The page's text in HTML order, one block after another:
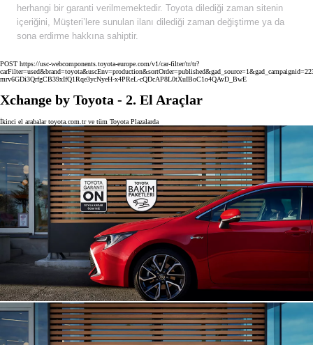
herhangi bir garanti verilmemektedir. Toyota dilediği zaman sitenin
içeriğini, Müşteri’lere sunulan ilanı dilediği zaman değiştirme ya da
sona erdirme hakkına sahiptir.
POST https://usc-webcomponents.toyota-europe.com/v1/car-filter/tr/tr?
mrv6GDi3QrfgCB39xIfQ1Rqe3ycNyeH-x4PReL-cQDcAP8L0tXuIBoC1o4QAvD_BwE
Xchange by Toyota - 2. El Araçlar
İkinci el arabalar toyota.com.tr ve tüm Toyota Plazalarda